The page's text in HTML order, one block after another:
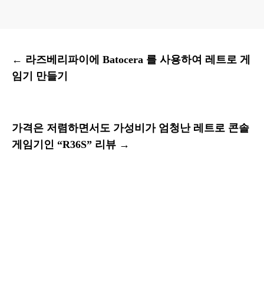
← 라즈베리파이에 Batocera 를 사용하여 레트로 게
임기 만들기
가격은 저렴하면서도 가성비가 엄청난 레트로 콘솔
게임기인 “R36S” 리뷰 →